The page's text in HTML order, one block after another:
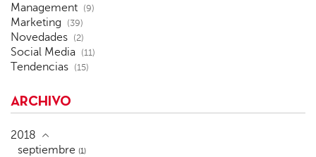
Management (9)
Marketing (39)
Novedades (2)
Social Media (11)
Tendencias (15)
ARCHIVO
2018
septiembre (1)